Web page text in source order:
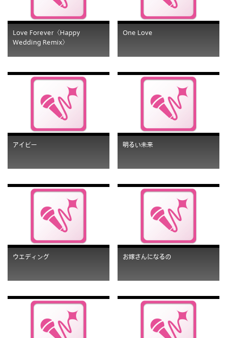
Love Forever〈Happy
Wedding Remix〉
One Love
アイビー 明るい未来
ウエディング お嫁さんになるの